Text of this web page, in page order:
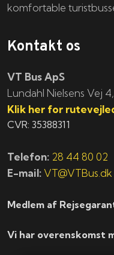
komfortable
Kontakt os
VT Bus ApS
​​​Lundahl Nielsens Vej
Klik her for
CVR: 35388311
Telefon: 28 44 80 02
E-mail: VT@VTBus.dk
Medlem af
Vi har overenskomst